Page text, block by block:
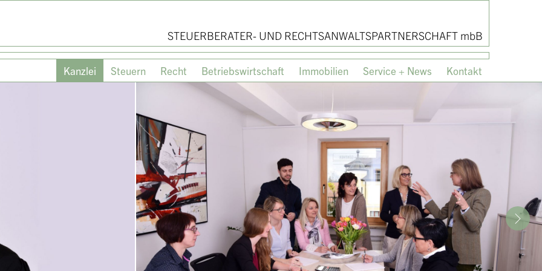
STEUERBERATER- UND RECHTSANWALTSPARTNERSCHAFT mbB
Kanzlei Steuern Recht Betriebswirtschaft Immobilien Service + News Kontakt